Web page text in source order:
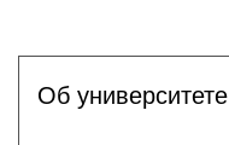
Об университете